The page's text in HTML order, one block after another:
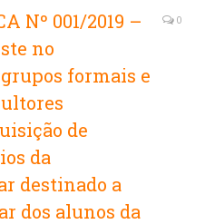
Nº 001/2019 –
no
formais e
de
da
destinado a
dos alunos da
0